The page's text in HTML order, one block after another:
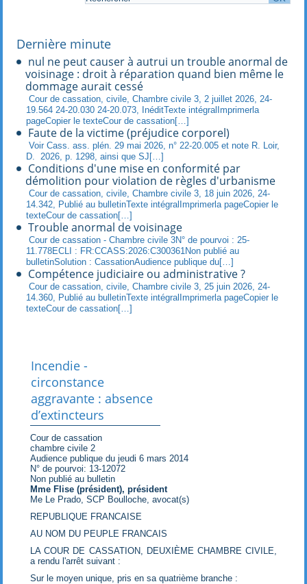
Dernière minute
nul ne peut causer à autrui un trouble anormal de
voisinage : droit à réparation quand bien même le
dommage aurait cessé
Cour de cassation, civile, Chambre civile 3, 2 juillet 2026, 24-
19.564 24-20.030 24-20.073, InéditTexte intégralImprimerla
pageCopier le texteCour de cassation[…]
Faute de la victime (préjudice corporel)
Voir Cass. ass. plén. 29 mai 2026, n° 22-20.005 et note R. Loir,
D. 2026, p. 1298, ainsi que SJ[…]
Conditions d'une mise en conformité par
démolition pour violation de règles d'urbanisme
Cour de cassation, civile, Chambre civile 3, 18 juin 2026, 24-
14.342, Publié au bulletinTexte intégralImprimerla pageCopier le
texteCour de cassation[…]
Trouble anormal de voisinage
Cour de cassation - Chambre civile 3N° de pourvoi : 25-
11.778ECLI : FR:CCASS:2026:C300361Non publié au
bulletinSolution : CassationAudience publique du[…]
Compétence judiciaire ou administrative ?
Cour de cassation, civile, Chambre civile 3, 25 juin 2026, 24-
14.360, Publié au bulletinTexte intégralImprimerla pageCopier le
texteCour de cassation[…]
Incendie -
circonstance
aggravante : absence
d’extincteurs
Cour de cassation
chambre civile 2
Audience publique du jeudi 6 mars 2014
N° de pourvoi: 13-12072
Non publié au bulletin
Mme Flise (président), président
Me Le Prado, SCP Boulloche, avocat(s)
REPUBLIQUE FRANCAISE
AU NOM DU PEUPLE FRANCAIS
LA COUR DE CASSATION, DEUXIÈME CHAMBRE CIVILE,
a rendu l'arrêt suivant :
Sur le moyen unique, pris en sa quatrième branche :